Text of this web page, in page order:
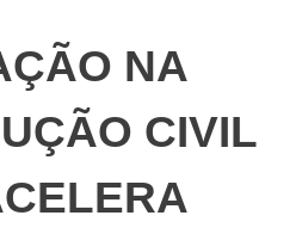
NA
CIVIL